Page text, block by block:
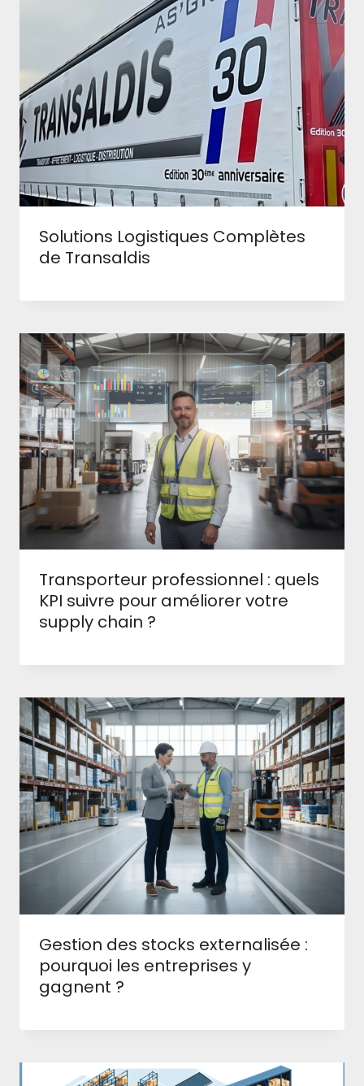
Solutions Logistiques Complètes
de Transaldis
Transporteur professionnel : quels
KPI suivre pour améliorer votre
supply chain ?
Gestion des stocks externalisée :
pourquoi les entreprises y
gagnent ?